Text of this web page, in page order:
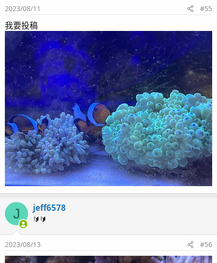
n
：
2023/08/11 #55
我要投稿
J jeff6578
🔰🔰
2023/08/13 #56